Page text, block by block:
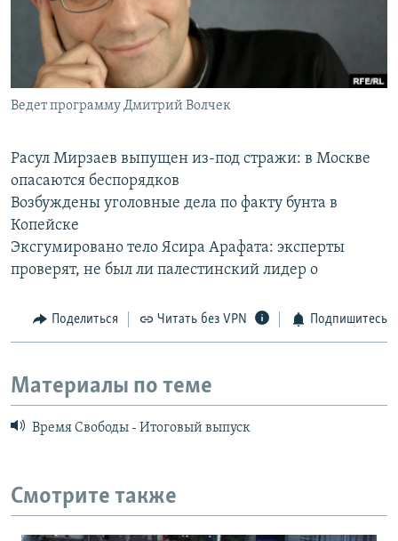
РАСПИСАНИЕ ВЕЩАНИЯ
ПОДПИШИТЕСЬ НА РАССЫЛКУ
Все сайты РСЕ/РС
Ведет программу Дмитрий Волчек
Расул Мирзаев выпущен из-под стражи: в Москве
опасаются беспорядков
Возбуждены уголовные дела по факту бунта в
Копейске
Эксгумировано тело Ясира Арафата: эксперты
проверят, не был ли палестинский лидер о
Поделиться Читать без VPN Подпишитесь
Материалы по теме
Время Свободы - Итоговый выпуск
Смотрите также